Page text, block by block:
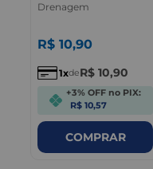
Drenagem
R$ 10,90
1 deR$ 10,90
+3% OFF no PIX:
R$ 10,57
COMPRAR